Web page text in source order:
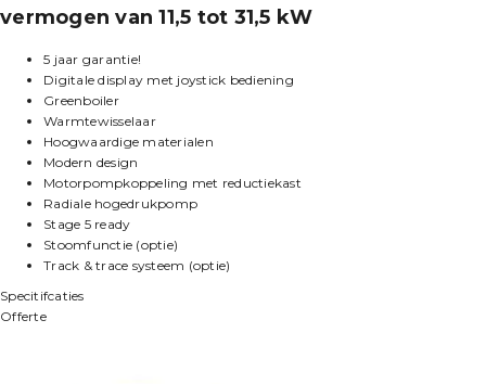
vermogen van 11,5 tot 31,5 kW
5 jaar garantie!
Digitale display met joystick bediening
Greenboiler
Warmtewisselaar
Hoogwaardige materialen
Modern design
Motorpompkoppeling met reductiekast
Radiale hogedrukpomp
Stage 5 ready
Stoomfunctie (optie)
Track & trace systeem (optie)
Specitifcaties
Offerte